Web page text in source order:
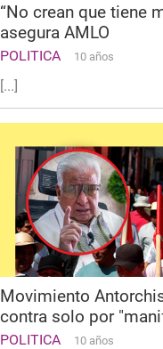
“No crean que tiene
asegura AMLO
POLITICA 10 años
[...]
Movimiento
contra solo por
POLITICA 10 años